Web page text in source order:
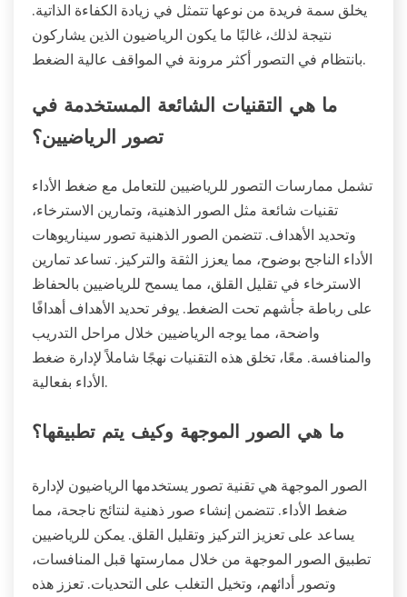
يخلق سمة فريدة من نوعها تتمثل في زيادة الكفاءة الذاتية.
نتيجة لذلك، غالبًا ما يكون الرياضيون الذين يشاركون
بانتظام في التصور أكثر مرونة في المواقف عالية الضغط.
ما هي التقنيات الشائعة المستخدمة في
تصور الرياضيين؟
تشمل ممارسات التصور للرياضيين للتعامل مع ضغط الأداء
تقنيات شائعة مثل الصور الذهنية، وتمارين الاسترخاء،
وتحديد الأهداف. تتضمن الصور الذهنية تصور سيناريوهات
الأداء الناجح بوضوح، مما يعزز الثقة والتركيز. تساعد تمارين
الاسترخاء في تقليل القلق، مما يسمح للرياضيين بالحفاظ
على رباطة جأشهم تحت الضغط. يوفر تحديد الأهداف أهدافًا
واضحة، مما يوجه الرياضيين خلال مراحل التدريب
والمنافسة. معًا، تخلق هذه التقنيات نهجًا شاملاً لإدارة ضغط
الأداء بفعالية.
ما هي الصور الموجهة وكيف يتم تطبيقها؟
الصور الموجهة هي تقنية تصور يستخدمها الرياضيون لإدارة
ضغط الأداء. تتضمن إنشاء صور ذهنية لنتائج ناجحة، مما
يساعد على تعزيز التركيز وتقليل القلق. يمكن للرياضيين
تطبيق الصور الموجهة من خلال ممارستها قبل المنافسات،
وتصور أدائهم، وتخيل التغلب على التحديات. تعزز هذه